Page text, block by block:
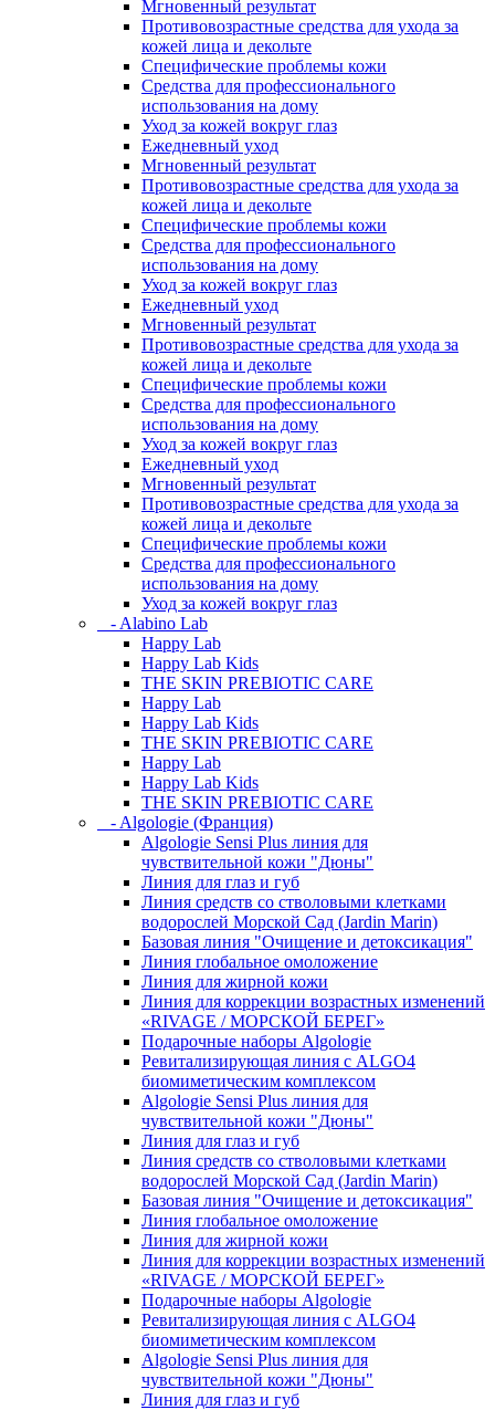
Мгновенный результат
Противовозрастные средства для ухода за
кожей лица и декольте
Специфические проблемы кожи
Средства для профессионального
использования на дому
Уход за кожей вокруг глаз
Ежедневный уход
Мгновенный результат
Противовозрастные средства для ухода за
кожей лица и декольте
Специфические проблемы кожи
Средства для профессионального
использования на дому
Уход за кожей вокруг глаз
Ежедневный уход
Мгновенный результат
Противовозрастные средства для ухода за
кожей лица и декольте
Специфические проблемы кожи
Средства для профессионального
использования на дому
Уход за кожей вокруг глаз
Ежедневный уход
Мгновенный результат
Противовозрастные средства для ухода за
кожей лица и декольте
Специфические проблемы кожи
Средства для профессионального
использования на дому
Уход за кожей вокруг глаз
- Alabino Lab
Happy Lab
Happy Lab Kids
THE SKIN PREBIOTIC CARE
Happy Lab
Happy Lab Kids
THE SKIN PREBIOTIC CARE
Happy Lab
Happy Lab Kids
THE SKIN PREBIOTIC CARE
- Algologie (Франция)
Algologie Sensi Plus линия для
чувcтвительной кожи "Дюны"
Линия для глаз и губ
Линия средств со стволовыми клетками
водорослей Морской Сад (Jardin Marin)
Базовая линия "Очищение и детоксикация"
Линия глобальное омоложение
Линия для жирной кожи
Линия для коррекции возрастных изменений
«RIVAGE / МОРСКОЙ БЕРЕГ»
Подарочные наборы Algologie
Ревитализирующая линия с ALGO4
биомиметическим комплексом
Algologie Sensi Plus линия для
чувcтвительной кожи "Дюны"
Линия для глаз и губ
Линия средств со стволовыми клетками
водорослей Морской Сад (Jardin Marin)
Базовая линия "Очищение и детоксикация"
Линия глобальное омоложение
Линия для жирной кожи
Линия для коррекции возрастных изменений
«RIVAGE / МОРСКОЙ БЕРЕГ»
Подарочные наборы Algologie
Ревитализирующая линия с ALGO4
биомиметическим комплексом
Algologie Sensi Plus линия для
чувcтвительной кожи "Дюны"
Линия для глаз и губ